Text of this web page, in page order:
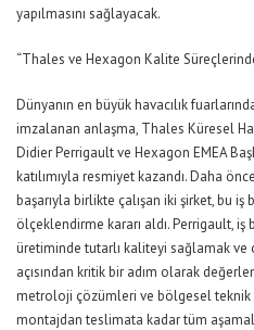
yapılmasını sağlayacak.
“Thales ve Hexagon Kalite
Dünyanın en büyük havacılık
imzalanan anlaşma, Thales Küresel
DidierPerrigaultve Hexagon EMEA
katılımıyla resmiyet kazandı. Daha
başarıyla birlikte çalışan iki şirket, bu iş
ölçeklendirme kararı aldı.Perrigault, iş
üretiminde tutarlı kaliteyi sağlamak
açısından kritik bir adım olarak
metroloji çözümleri ve bölgesel teknik
montajdan teslimata kadar tüm